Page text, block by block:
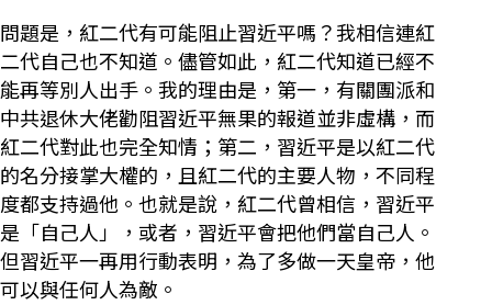
問題是，紅二代有可能阻止習近平嗎？我相信連紅
二代自己也不知道。儘管如此，紅二代知道已經不
能再等別人出手。我的理由是，第一，有關團派和
中共退休大佬勸阻習近平無果的報道並非虛構，而
紅二代對此也完全知情；第二，習近平是以紅二代
的名分接掌大權的，且紅二代的主要人物，不同程
度都支持過他。也就是說，紅二代曾相信，習近平
是「自己人」，或者，習近平會把他們當自己人。
但習近平一再用行動表明，為了多做一天皇帝，他
可以與任何人為敵。